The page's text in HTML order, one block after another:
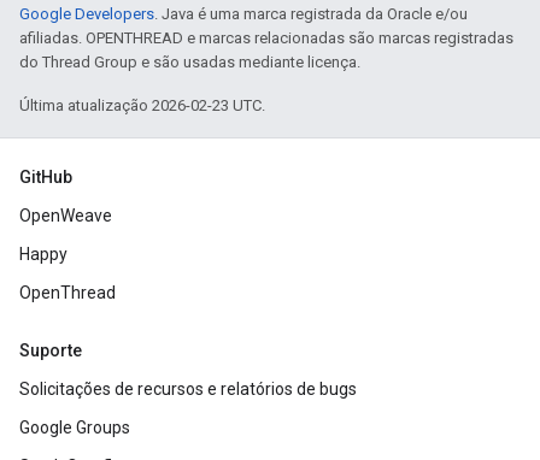
Google Developers. Java é uma marca registrada da Oracle e/ou
afiliadas. OPENTHREAD e marcas relacionadas são marcas registradas
do Thread Group e são usadas mediante licença.
Última atualização 2026-02-23 UTC.
GitHub
OpenWeave
Happy
OpenThread
Suporte
Solicitações de recursos e relatórios de bugs
Google Groups